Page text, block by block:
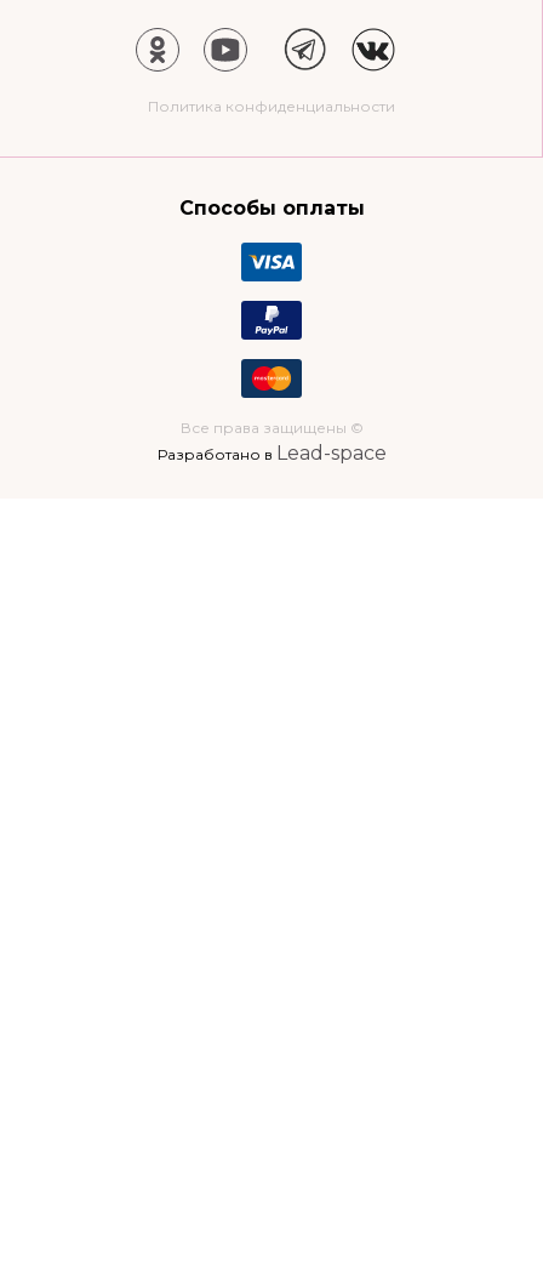
Политика конфиденциальности
Способы оплаты
Все права защищены ©
Разработано в Lead-space